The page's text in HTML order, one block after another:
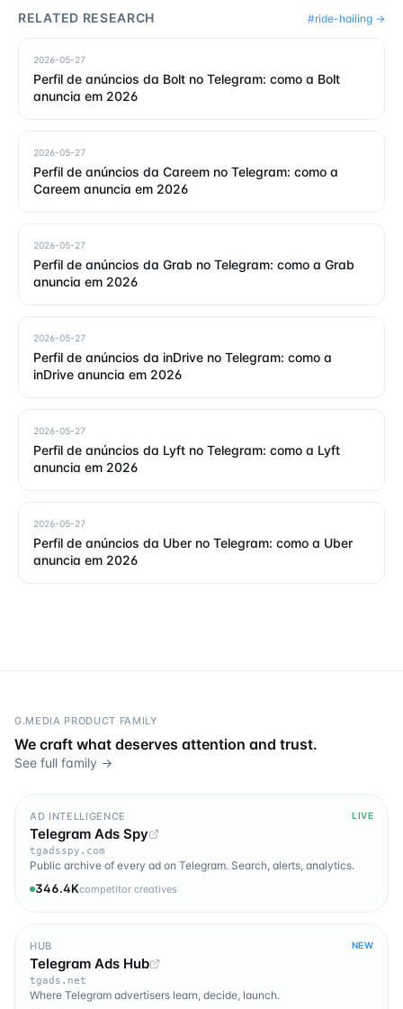
RELATED RESEARCH #ride-hailing →
2026-05-27
Perfil de anúncios da Bolt no Telegram: como a Bolt
anuncia em 2026
2026-05-27
Perfil de anúncios da Careem no Telegram: como a
Careem anuncia em 2026
2026-05-27
Perfil de anúncios da Grab no Telegram: como a Grab
anuncia em 2026
2026-05-27
Perfil de anúncios da inDrive no Telegram: como a
inDrive anuncia em 2026
2026-05-27
Perfil de anúncios da Lyft no Telegram: como a Lyft
anuncia em 2026
2026-05-27
Perfil de anúncios da Uber no Telegram: como a Uber
anuncia em 2026
G.MEDIA PRODUCT FAMILY
We craft what deserves attention and trust.
See full family →
AD INTELLIGENCE LIVE
Telegram Ads Spy
tgadsspy.com
Public archive of every ad on Telegram. Search, alerts, analytics.
346.4Kcompetitor creatives
HUB NEW
Telegram Ads Hub
tgads.net
Where Telegram advertisers learn, decide, launch.